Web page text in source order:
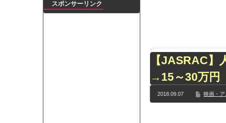
【動画像】上戸彩さん(40)、パンパンすぎてノーバ
【TWICE】サナが佐藤健とダブル主演の映画で演
【乃木坂】TIFで披露したストライキダンスが大バ
【速報】石破首相 大敗の責任「両院議員総会での
【画像】色盲にはグレーにしか見えない事実がこち
『鬼滅の刃 無限城編』3部作で興収2000億円も視
【JASRAC
→15～30万円
2018.09.07 映画・
スポンサーリンク